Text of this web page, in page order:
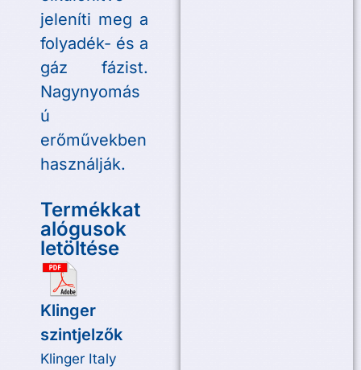
jeleníti meg a
folyadék- és a
gáz fázist.
Nagynyomás
ú
erőművekben
használják.
Termékkat
alógusok
letöltése
Klinger
szintjelzők
Klinger Italy